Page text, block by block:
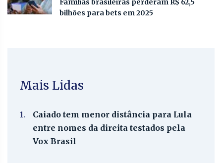
Famílias brasileiras perderam R$ 62,5
bilhões para bets em 2025
Mais Lidas
1.
Caiado tem menor distância para Lula
entre nomes da direita testados pela
Vox Brasil